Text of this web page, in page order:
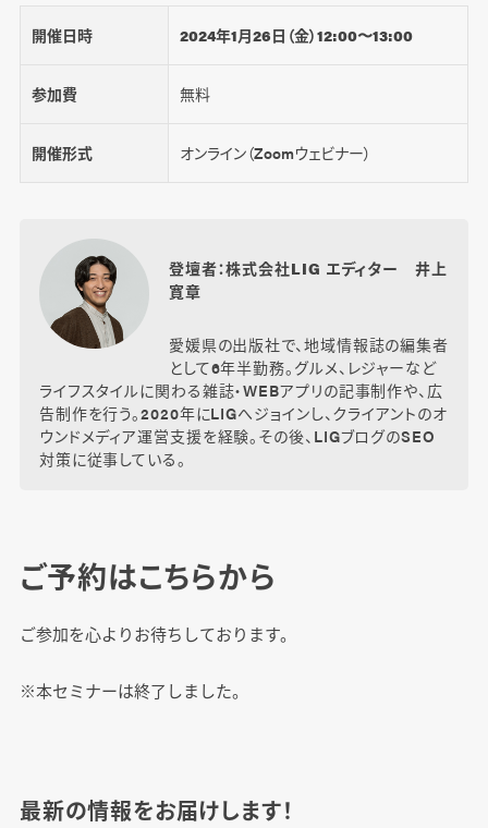
開催日時 2024年1月26日（金）12:00〜13:00
参加費 無料
開催形式 オンライン（Zoomウェビナー）
登壇者：株式会社LIG エディター 井上
寛章
愛媛県の出版社で、地域情報誌の編集者
として6年半勤務。グルメ、レジャーなど
ライフスタイルに関わる雑誌・WEBアプリの記事制作や、広
告制作を行う。2020年にLIGへジョインし、クライアントのオ
ウンドメディア運営支援を経験。その後、LIGブログのSEO
対策に従事している。
ご予約はこちらから
ご参加を心よりお待ちしております。
※本セミナーは終了しました。
最新の情報をお届けします！